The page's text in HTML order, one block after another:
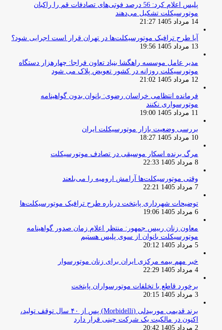
پلیس اعلام کرد: 56 درصد فوتی‌های تصادفات قم را راکبان
موتورسیکلت تشکیل می‌دهند
14 مرداد 1405 21:27
آیا طرح ترافیک موتورسیکلت‌ها در تهران قرار است اجرایی شود؟
13 مرداد 1405 19:56
مدیر عامل موسسه راهگشا بنیاد تعاون فراجا: چهارهزار دستگاه
موتورسیکلت روزانه در کشور تعویض پلاک می شود
12 مرداد 1405 21:02
فرمانده انتظامی خراسان رضوی: بانوان بدون گواهینامه
موتورسواری نکنند
11 مرداد 1405 19:00
بررسی وضعیت بازار موتورسیکلت ایران
10 مرداد 1405 18:27
مرگ برنده اسکار موسیقی در تصادف موتورسیکلت
8 مرداد 1405 22:33
وقتی موتورسیکلت‌ها آرامش ارومیه را می‌بلعند
7 مرداد 1405 22:21
توضیحات شهرداری پایتخت درباره طرح ترافیک موتورسیکلت‌ها
6 مرداد 1405 19:06
معاون زنان رییس جمهور: منتظر اعلام زمان صدور گواهینامه
موتورسیکلت بانوان از سوی پلیس هستیم
5 مرداد 1405 20:12
خبر مهم بیمه مرکزی ایران برای زنان موتورسوار
4 مرداد 1405 22:29
برخورد قاطع با تخلفات موتورسواران پایتخت
3 مرداد 1405 20:15
برند قدیمی موربیدلی (Morbidelli) پس از ۴۰ سال توقف تولید،
اکنون در مالکیت یک شرکت چینی قرار دارد
2 مرداد 1405 20:42